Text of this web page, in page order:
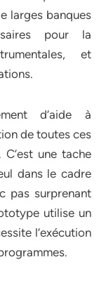
larges banques
pour la
et
d’aide à
de toutes ces
une tache
dans le cadre
pas surprenant
utilise un
l’exécution